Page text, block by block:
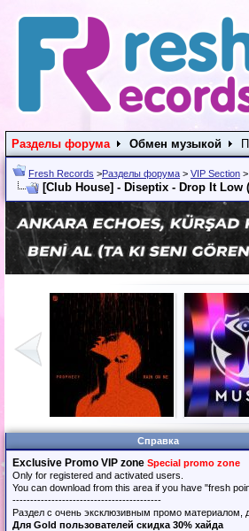
Разделы форума Обмен музыкой
Fresh Records >Разделы форума > VIP Section >
[Club House] - Diseptix - Drop It Low
Справка
Exclusive Promo VIP zone Special promo zone
Only for registered and activated users.
You can download from this area if you have "fresh
------------------------------------------
Раздел с очень эксклюзивным промо материалом,
Для Gold пользователей скидка 30% хайда